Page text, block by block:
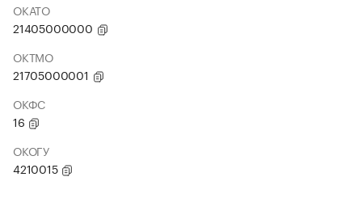
ОКАТО
21405000000
ОКТМО
21705000001
ОКФС
16
ОКОГУ
4210015